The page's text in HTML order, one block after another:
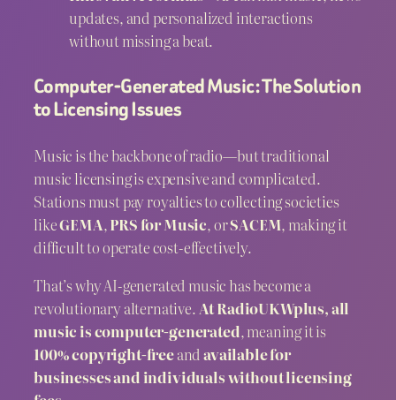
updates, and personalized interactions
without missing a beat.
Computer-Generated Music: The Solution
to Licensing Issues
Music is the backbone of radio—but traditional
music licensing is expensive and complicated.
Stations must pay royalties to collecting societies
likeGEMA,PRS for Music, orSACEM, making it
difficult to operate cost-effectively.
That’s why AI-generated music has become a
revolutionary alternative. At RadioUKWplus, all
music is computer-generated, meaning it is
100% copyright-freeandavailable for
businesses and individuals without licensing